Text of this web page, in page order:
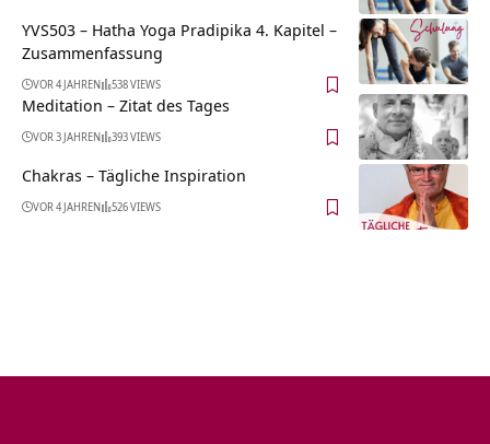
YVS503 – Hatha Yoga Pradipika 4. Kapitel –
Zusammenfassung
VOR 4 JAHREN 538 VIEWS
Meditation – Zitat des Tages
VOR 3 JAHREN 393 VIEWS
Chakras – Tägliche Inspiration
VOR 4 JAHREN 526 VIEWS